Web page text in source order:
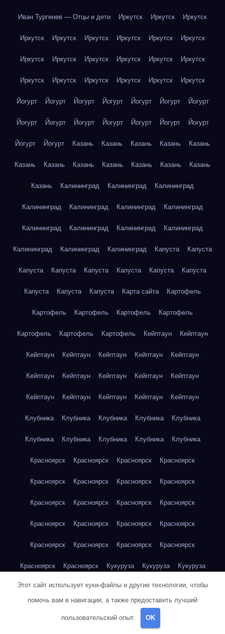
Иван Тургенев — Отцы и дети Иркутск Иркутск Иркутск
Иркутск Иркутск Иркутск Иркутск Иркутск Иркутск
Иркутск Иркутск Иркутск Иркутск Иркутск Иркутск
Иркутск Иркутск Иркутск Иркутск Иркутск Иркутск
Йогурт Йогурт Йогурт Йогурт Йогурт Йогурт Йогурт
Йогурт Йогурт Йогурт Йогурт Йогурт Йогурт Йогурт
Йогурт Йогурт Казань Казань Казань Казань Казань
Казань Казань Казань Казань Казань Казань Казань
Казань Калининград Калининград Калининград
Калининград Калининград Калининград Калининград
Калининград Калининград Калининград Калининград
Калининград Калининград Калининград Капуста Капуста
Капуста Капуста Капуста Капуста Капуста Капуста
Капуста Капуста Капуста Карта сайта Картофель
Картофель Картофель Картофель Картофель
Картофель Картофель Картофель Кейптаун Кейптаун
Кейптаун Кейптаун Кейптаун Кейптаун Кейптаун
Кейптаун Кейптаун Кейптаун Кейптаун Кейптаун
Кейптаун Кейптаун Кейптаун Кейптаун Кейптаун
Клубника Клубника Клубника Клубника Клубника
Клубника Клубника Клубника Клубника Клубника
Красноярск Красноярск Красноярск Красноярск
Красноярск Красноярск Красноярск Красноярск
Красноярск Красноярск Красноярск Красноярск
Красноярск Красноярск Красноярск Красноярск
Красноярск Красноярск Красноярск Красноярск
Красноярск Красноярск Кукуруза Кукуруза Кукуруза
Кукуруза Кукуруза Кукуруза Кукуруза Кукуруза
Кукуруза
Куриная грудка
Этот сайт использует куки-файлы и другие технологии, чтобы
помочь вам в навигации, а также предоставить лучший
пользовательский опыт. OK